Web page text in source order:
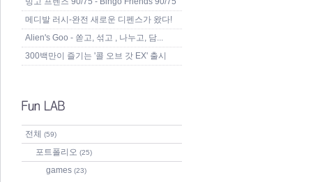
메디발 러시-완전 새로운 디펜스가 왔다!
Alien's Goo - 쏟고, 섞고 , 나누고, 담...
300백만이 즐기는 '콜 오브 갓 EX' 출시
전체 (59)
포트폴리오 (25)
games (23)